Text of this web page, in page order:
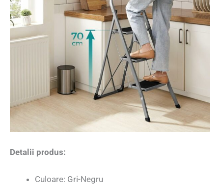
Detalii produs:
Culoare: Gri-Negru